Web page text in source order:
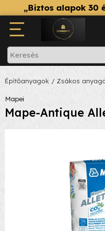
„Biztos alapok 30
Építőanyagok / Zsákos
Mapei
Mape-Antique